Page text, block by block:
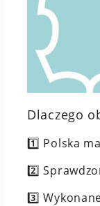
Dlaczego
1️⃣ Polska
2️⃣
3️⃣